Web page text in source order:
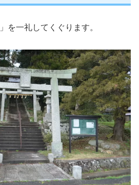
を一礼してくぐります。